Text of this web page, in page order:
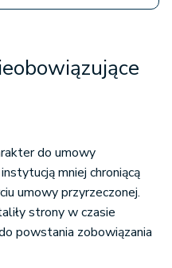
do umowy
mniej chroniącą
umowy przyrzeczonej.
strony w czasie
powstania zobowiązania